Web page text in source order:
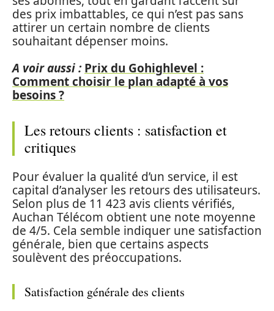
des prix imbattables, ce qui n’est pas sans
attirer un certain nombre de clients
souhaitant dépenser moins.
A voir aussi : Prix du Gohighlevel :
Comment choisir le plan adapté à vos
besoins ?
Les retours clients : satisfaction et
critiques
Pour évaluer la qualité d’un service, il est
capital d’analyser les retours des utilisateurs.
Selon plus de 11 423 avis clients vérifiés,
Auchan Télécom obtient une note moyenne
de 4/5. Cela semble indiquer une satisfaction
générale, bien que certains aspects
soulèvent des préoccupations.
Satisfaction générale des clients